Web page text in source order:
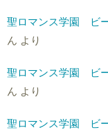
聖ロマンス学園 ビ
ん より
聖ロマンス学園 ビ
ん より
聖ロマンス学園 ビ